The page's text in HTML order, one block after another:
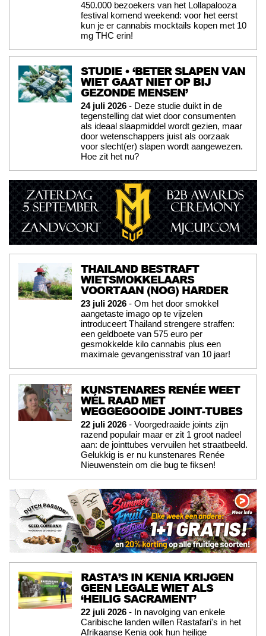
450.000 bezoekers van het Lollapalooza
festival komend weekend: voor het eerst
kun je er cannabis mocktails kopen met 10
mg THC erin!
STUDIE • ‘BETER SLAPEN VAN
WIET GAAT NIET OP BIJ
GEZONDE MENSEN’
24 juli 2026 - Deze studie duikt in de
tegenstelling dat wiet door consumenten
als ideaal slaapmiddel wordt gezien, maar
door wetenschappers juist als oorzaak
voor slecht(er) slapen wordt aangewezen.
Hoe zit het nu?
THAILAND BESTRAFT
WIETSMOKKELAARS
VOORTAAN (NOG) HARDER
23 juli 2026 - Om het door smokkel
aangetaste imago op te vijzelen
introduceert Thailand strengere straffen:
een geldboete van 575 euro per
gesmokkelde kilo cannabis plus een
maximale gevangenisstraf van 10 jaar!
KUNSTENARES RENÉE WEET
WÉL RAAD MET
WEGGEGOOIDE JOINT-TUBES
22 juli 2026 - Voorgedraaide joints zijn
razend populair maar er zit 1 groot nadeel
aan: de jointtubes vervuilen het straatbeeld.
Gelukkig is er nu kunstenares Renée
Nieuwenstein om die bug te fiksen!
RASTA’S IN KENIA KRIJGEN
GEEN LEGALE WIET ALS
‘HEILIG SACRAMENT’
22 juli 2026 - In navolging van enkele
Caribische landen willen Rastafari's in het
Afrikaanse Kenia ook hun heilige